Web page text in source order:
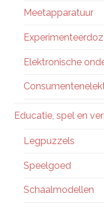
Meetapparatuur
Elektronische
Educatie, spel en
Legpuzzels
Speelgoed
Schaalmodellen